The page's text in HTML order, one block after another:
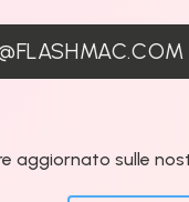
aggiornato sulle